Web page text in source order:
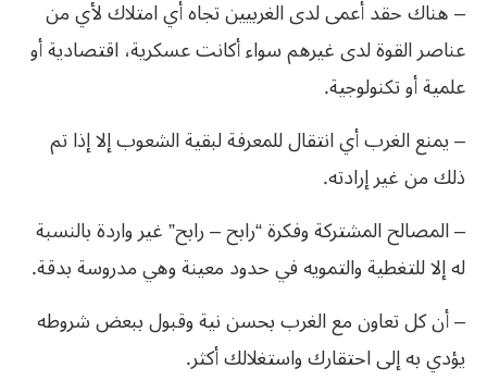
– هناك حقد أعمى لدى الغربيين تجاه أي امتلاك لأي من
عناصر القوة لدى غيرهم سواء أكانت عسكرية، اقتصادية أو
علمية أو تكنولوجية.
– يمنع الغرب أي انتقال للمعرفة لبقية الشعوب إلا إذا تم
ذلك من غير إرادته.
– المصالح المشتركة وفكرة “رابح – رابح” غير واردة بالنسبة
له إلا للتغطية والتمويه في حدود معينة وهي مدروسة بدقة.
– أن كل تعاون مع الغرب بحسن نية وقبول ببعض شروطه
يؤدي به إلى احتقارك واستغلالك أكثر.